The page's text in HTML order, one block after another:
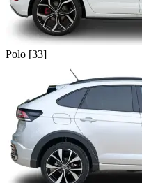
Polo [33]